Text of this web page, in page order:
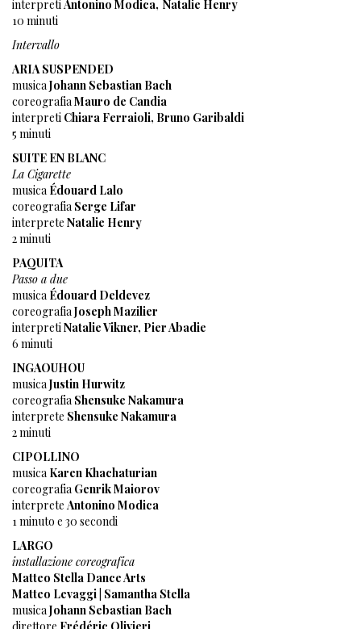
interpretiAntonino Modica, Natalie Henry
10 minuti
Intervallo
ARIA SUSPENDED
musicaJohann Sebastian Bach
coreografiaMauro de Candia
interpreti Chiara Ferraioli, Bruno Garibaldi
5 minuti
SUITE EN BLANC
La Cigarette
musica Édouard Lalo
coreografia Serge Lifar
interprete Natalie Henry
2 minuti
PAQUITA
Passo a due
musica Édouard Deldevez
coreografiaJoseph Mazilier
interpretiNatalie Vikner, Pier Abadie
6 minuti
INGAOUHOU
musicaJustin Hurwitz
coreografia Shensuke Nakamura
interprete Shensuke Nakamura
2 minuti
CIPOLLINO
musica Karen Khachaturian
coreografia Genrik Maiorov
interprete Antonino Modica
1 minuto e 30 secondi
LARGO
installazione coreografica
Matteo Stella Dance Arts
Matteo Levaggi | Samantha Stella
musicaJohann Sebastian Bach